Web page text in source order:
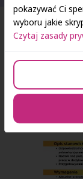
pokazywać Ci
wyboru jakie
Czytaj zasady